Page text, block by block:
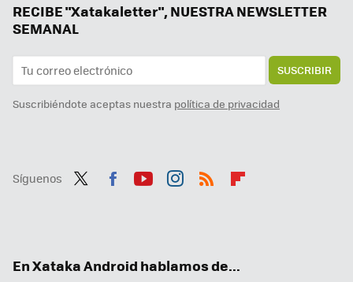
RECIBE "Xatakaletter", NUESTRA NEWSLETTER
SEMANAL
SUSCRIBIR
Suscribiéndote aceptas nuestra política de privacidad
Síguenos
En Xataka Android hablamos de...